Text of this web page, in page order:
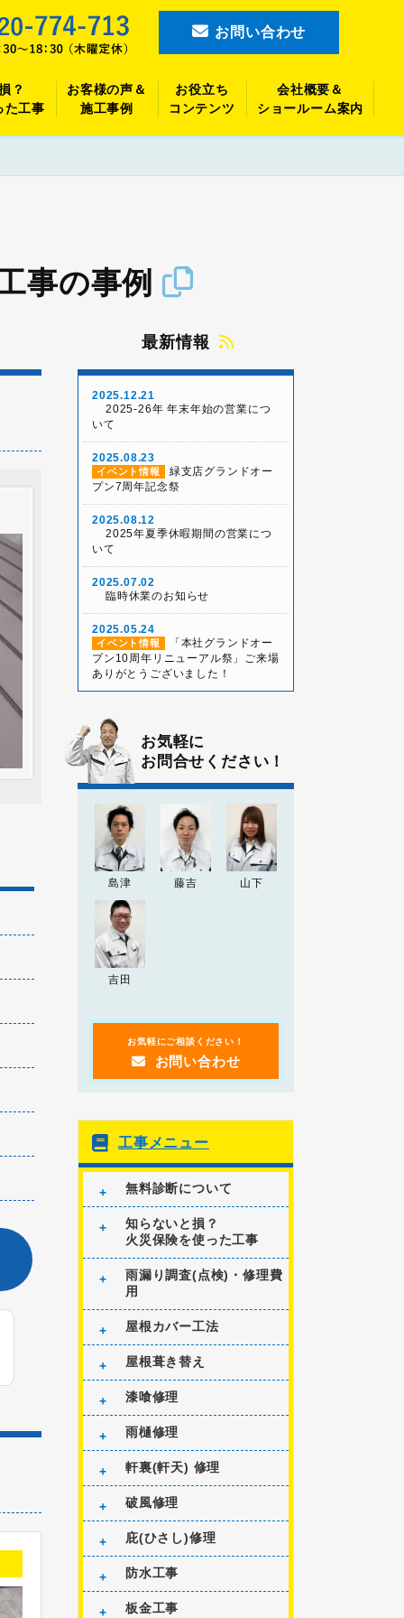
お問い合わせ
？
た工事
お客様の声＆
施工事例
お役立ち
コンテンツ
会社概要＆
ショールーム案内
事の事例
最新情報
2025.12.21
2025-26年 年末年始の営業につ
いて
2025.08.23
イベント情報
緑支店グランドオー
プン7周年記念祭
2025.08.12
2025年夏季休暇期間の営業につ
いて
2025.07.02
臨時休業のお知らせ
2025.05.24
イベント情報
「本社グランドオー
プン10周年リニューアル祭」ご来場
ありがとうございました！
イベント情報
ンドオープン10周年リニューアル祭
2025.04.26
お知らせ
2025年ゴールデンウィ
2024.12.26
お知らせ
2024-25年 年末年始の営
業について
お知らせ
ーク期間の営業について
2023.09.20
お知らせ
皿を使った雨漏りの応急処置方法
お気軽に
お問合せください！
島津 藤吉 山下
吉田
お気軽にご相談ください！
お問い合わせ
工事メニュー
無料診断について
知らないと損？
火災保険を使った工事
雨漏り調査(点検)・修理費
用
屋根カバー工法
屋根葺き替え
漆喰修理
雨樋修理
軒裏(軒天) 修理
破風修理
庇(ひさし)修理
防水工事
板金工事